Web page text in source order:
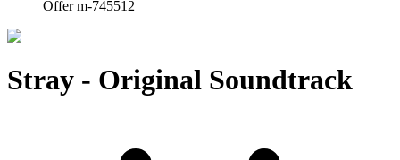
Offer m-745512
Stray - Original Soundtrack